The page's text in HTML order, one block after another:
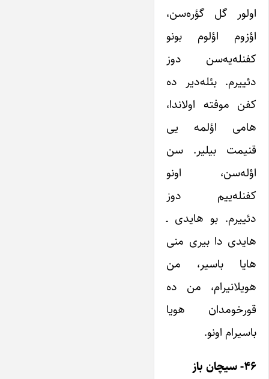
اولور گل گؤره‌سن،
اؤزوم اؤلوم بونو
کفنله‌یه‌سن دوز
دئییرم. بئله‌دیر ده
کفن موفته اولاندا،
هامی اؤلمه یی
قنیمت بیلیر. سن
اؤله‌سن، اونو
کفنله‌ییم دوز
دئییرم. بو هایدی ـ
هایدی دا بیری منی
هایا باسیر، من
هویلانیرام، من ده
قورخومدان هویا
باسیرام اونو.
۴۶- سیچان باز